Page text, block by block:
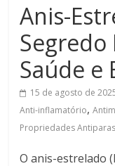
Anis-
Saúde e
15 de agosto de
Anti-inflamatório,
Propriedades
O anis-estrelado